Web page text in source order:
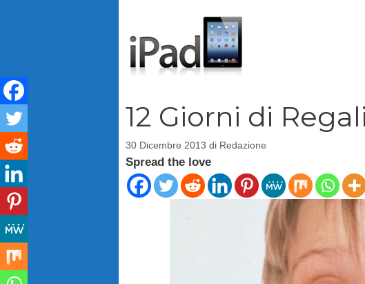
12 Giorni di
30 Dicembre 2013 di Redazione
Spread the love